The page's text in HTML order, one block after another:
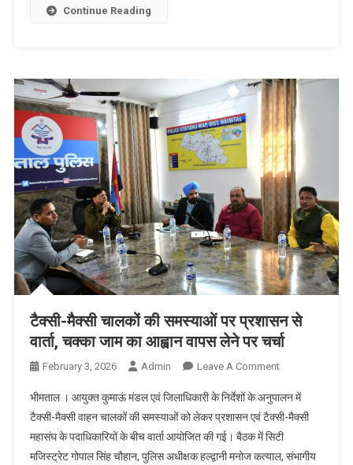
को
8.19
करोड़
की
स्वीकृति
Continue Reading
टैक्सी-मैक्सी चालकों की समस्याओं पर प्रशासन से
वार्ता, चक्का जाम का आह्वान वापस लेने पर चर्चा
February 3, 2026 Admin Leave A CommentOn
मैक्सी
चालकों
की
समस्याओं
भीमताल । आयुक्त कुमाऊं मंडल एवं जिलाधिकारी के निर्देशों के अनुपालन में
टैक्सी-मैक्सी वाहन चालकों की समस्याओं को लेकर प्रशासन एवं टैक्सी-मैक्सी
महासंघ के पदाधिकारियों के बीच वार्ता आयोजित की गई। बैठक में सिटी
मजिस्ट्रेट गोपाल सिंह चौहान, पुलिस अधीक्षक हल्द्वानी मनोज कत्याल, संभागीय